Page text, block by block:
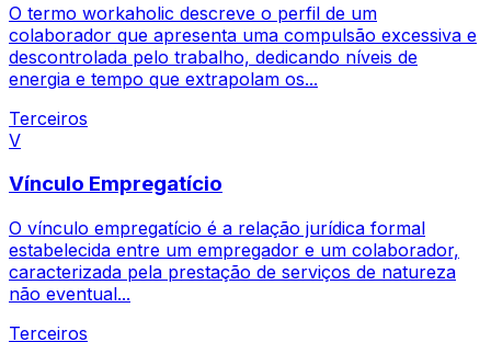
O termo workaholic descreve o perfil de um
colaborador que apresenta uma compulsão excessiva e
descontrolada pelo trabalho, dedicando níveis de
energia e tempo que extrapolam os...
Terceiros
V
Vínculo Empregatício
O vínculo empregatício é a relação jurídica formal
estabelecida entre um empregador e um colaborador,
caracterizada pela prestação de serviços de natureza
não eventual...
Terceiros